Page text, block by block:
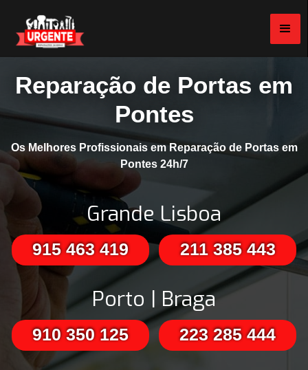
Reparação de Portas em
Pontes
Os Melhores Profissionais em Reparação de Portas em
Pontes 24h/7
Grande Lisboa
915 463 419 211 385 443
Porto | Braga
910 350 125 223 285 444